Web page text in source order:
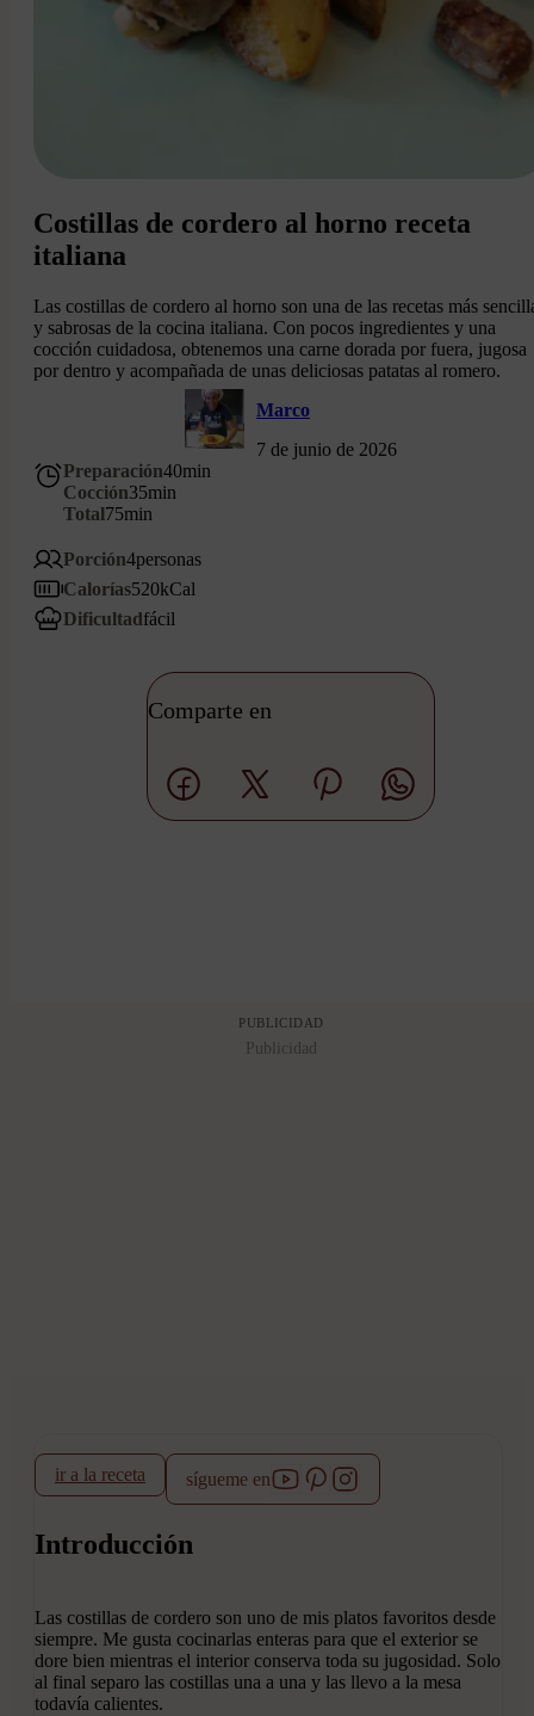
Costillas de cordero al horno receta
italiana
Las costillas de cordero al horno son una de las recetas más
y sabrosas de la cocina italiana. Con pocos ingredientes y una
cocción cuidadosa, obtenemos una carne dorada por fuera, jugosa
por dentro y acompañada de unas deliciosas patatas al romero.
Marco
7 de junio de 2026
Preparación40min
Cocción35min
Total75min
Porción4personas
Calorías520kCal
Dificultadfácil
Comparte en
PUBLICIDAD
Publicidad
Introducción
ir a la receta sígueme en
Las costillas de cordero son uno de mis platos favoritos desde
siempre. Me gusta cocinarlas enteras para que el exterior se
dore bien mientras el interior conserva toda su jugosidad. Solo
al final separo las costillas una a una y las llevo a la mesa
todavía calientes.